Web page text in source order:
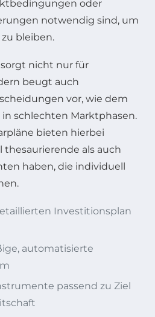
oder
notwendig sind, um
bleiben.
nicht nur für
beugt auch
vor, wie dem
schlechten Marktphasen.
bieten hierbei
thesaurierende als auch
haben, die individuell
Investitionsplan
automatisierte
passend zu Ziel